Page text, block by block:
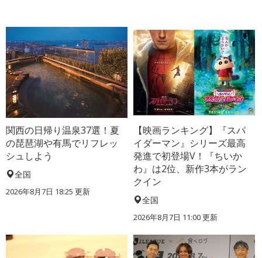
関西の日帰り温泉37選！夏
の琵琶湖や有馬でリフレッ
シュしよう
全国
2026年8月7日 18:25 更新
【映画ランキング】『スパ
イダーマン』シリーズ最高
発進で初登場V！『ちいか
わ』は2位、新作3本がラン
クイン
全国
2026年8月7日 11:00更新